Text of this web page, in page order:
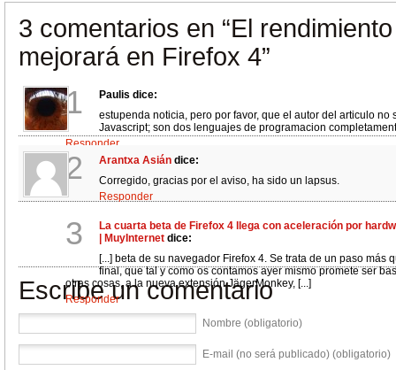
3 comentarios en “El
mejorará en Firefox 4”
1 Paulis dice:
estupenda noticia, pero por favor, que el autor del articulo no
Javascript; son dos lenguajes de programacion
Responder
2 Arantxa Asián dice:
Corregido, gracias por el aviso, ha sido un lapsus.
Responder
3
La cuarta beta de Firefox 4 llega con aceleración por
| MuyInternet dice:
[...] beta de su navegador Firefox 4. Se trata de un paso más
final, que tal y como os contamos ayer mismo promete ser
otras cosas, a la nueva extensión JägerMonkey, [...]
Responder
Escribe un comentario
Nombre (obligatorio)
E-mail (no será publicado) (obligatorio)